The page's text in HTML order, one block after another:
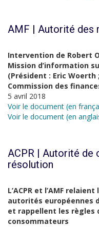
AMF | Autorité des
Intervention de Robert
Mission d’information
(Président : Eric Woerth
Commission des
5 avril 2018
Voir le document (en
Voir le document (en
ACPR | Autorité de
résolution
L’ACPR et l’AMF
autorités européennes
et rappellent les règles
consommateurs